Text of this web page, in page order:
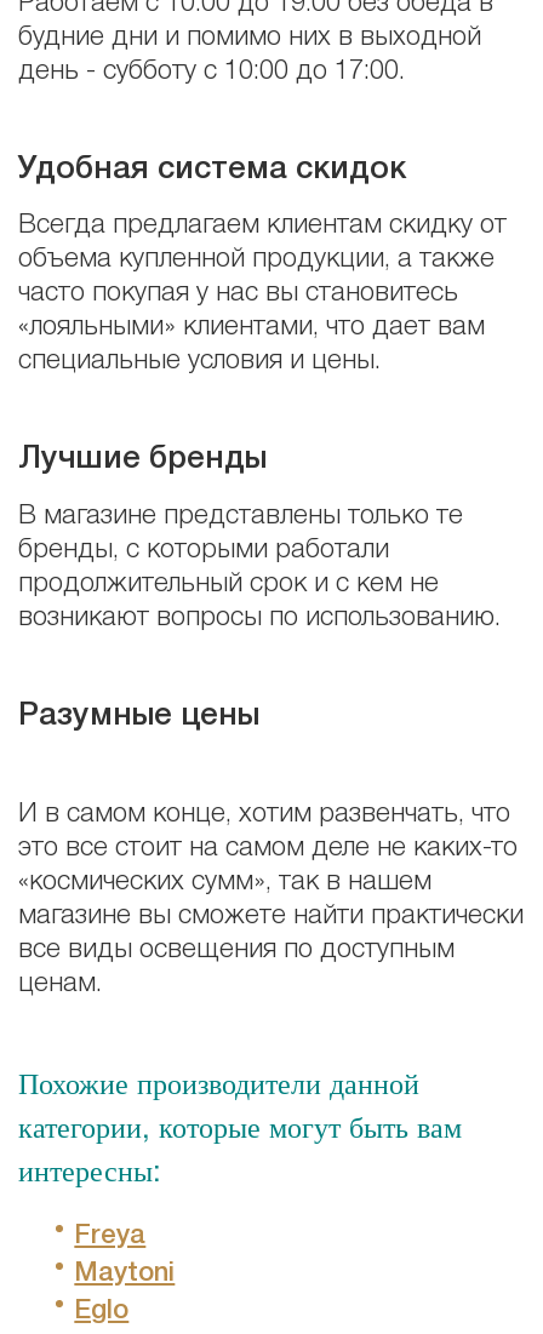
будние дни и помимо них в выходной
день - субботу с 10:00 до 17:00.
Удобная система скидок
Всегда предлагаем клиентам скидку от
объема купленной продукции, а также
часто покупая у нас вы становитесь
«лояльными» клиентами, что дает вам
специальные условия и цены.
Лучшие бренды
В магазине представлены только те
бренды, с которыми работали
продолжительный срок и с кем не
возникают вопросы по использованию.
Разумные цены
И в самом конце, хотим развенчать, что
это все стоит на самом деле не каких-то
«космических сумм», так в нашем
магазине вы сможете найти практически
все виды освещения по доступным
ценам.
Похожие производители данной
категории, которые могут быть вам
интересны:
Freya
Maytoni
Eglo